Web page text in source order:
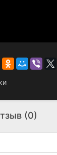
(0)